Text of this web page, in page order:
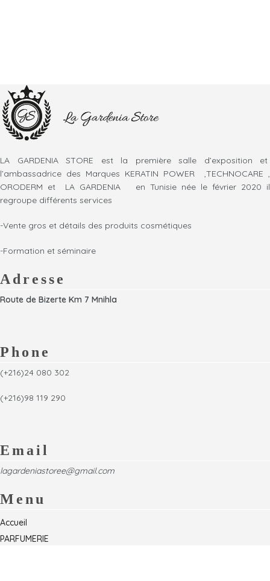
LA GARDENIA STORE est la première salle d’exposition et
l’ambassadrice des Marques KERATIN POWER ,TECHNOCARE ,
ORODERM et LA GARDENIA en Tunisie née le février 2020 il
regroupe différents services
-Vente gros et détails des produits cosmétiques
-Formation et séminaire
Adresse
Route de Bizerte Km 7 Mnihla
Phone
(+216)24 080 302
(+216)98 119 290
Email
lagardeniastoree@gmail.com
Menu
Accueil
PARFUMERIE